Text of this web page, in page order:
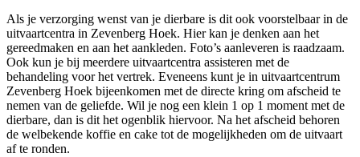
Als je verzorging wenst van je dierbare is dit ook voorstelbaar in de
uitvaartcentra in Zevenberg Hoek. Hier kan je denken aan het
gereedmaken en aan het aankleden. Foto’s aanleveren is raadzaam.
Ook kun je bij meerdere uitvaartcentra assisteren met de
behandeling voor het vertrek. Eveneens kunt je in uitvaartcentrum
Zevenberg Hoek bijeenkomen met de directe kring om afscheid te
nemen van de geliefde. Wil je nog een klein 1 op 1 moment met de
dierbare, dan is dit het ogenblik hiervoor. Na het afscheid behoren
de welbekende koffie en cake tot de mogelijkheden om de uitvaart
af te ronden.